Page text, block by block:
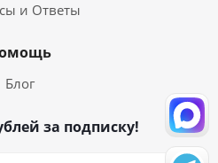
и Ответы
Блог
за подписку!